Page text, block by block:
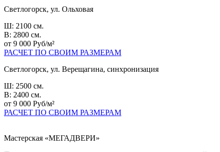
Светлогорск, ул. Ольховая
Ш: 2100 см.
В: 2800 см.
от 9 000 Руб/м²
РАСЧЕТ ПО СВОИМ РАЗМЕРАМ
Светлогорск, ул. Верещагина, синхронизация
Ш: 2500 см.
В: 2400 см.
от 9 000 Руб/м²
РАСЧЕТ ПО СВОИМ РАЗМЕРАМ
Мастерская «МЕГАДВЕРИ»